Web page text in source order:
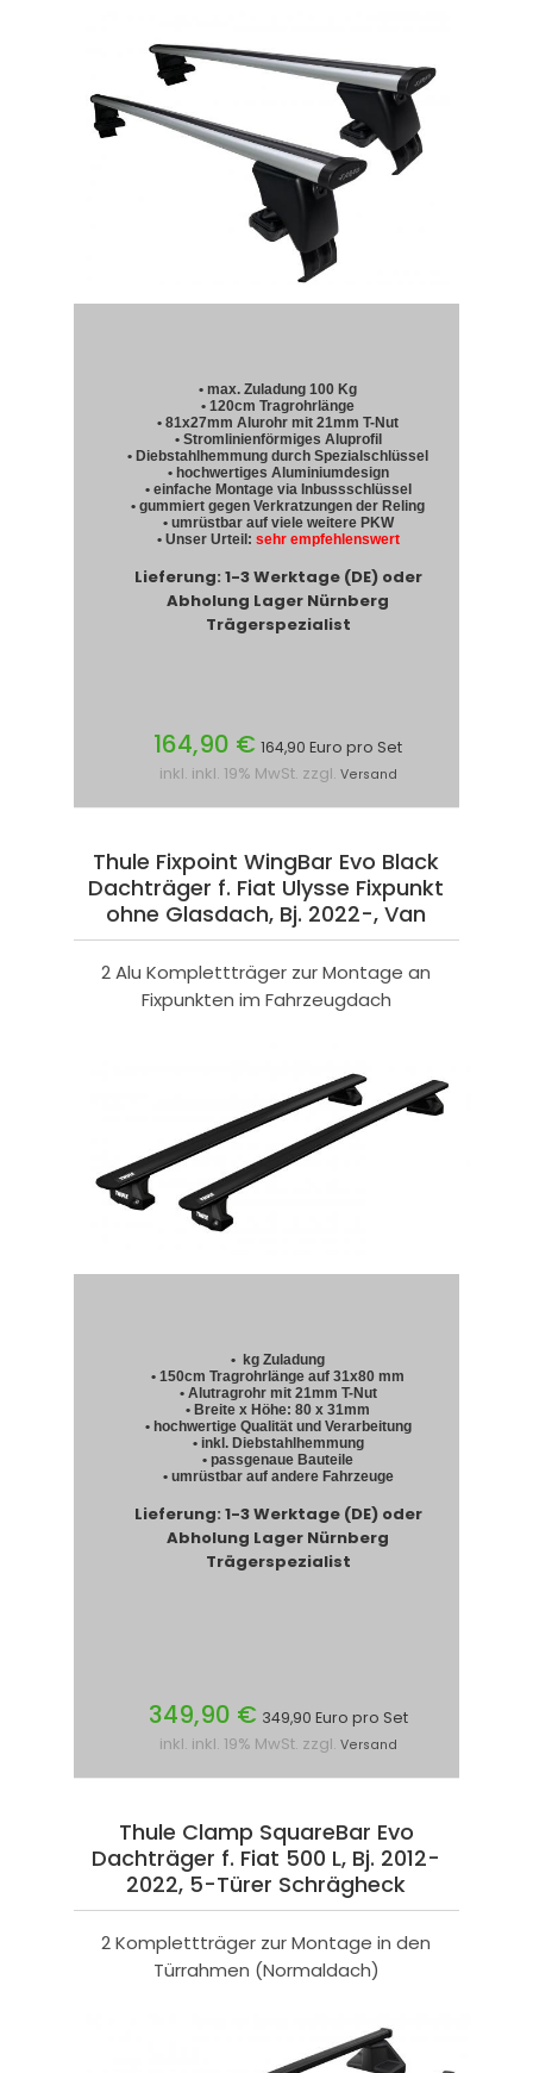
• max. Zuladung 100 Kg
• 120cm Tragrohrlänge
• 81x27mm Alurohr mit 21mm T-Nut
• Stromlinienförmiges Aluprofil
• Diebstahlhemmung durch Spezialschlüssel
• hochwertiges Aluminiumdesign
• einfache Montage via Inbussschlüssel
• gummiert gegen Verkratzungen der Reling
• umrüstbar auf viele weitere PKW
• Unser Urteil: sehr empfehlenswert
Lieferung: 1-3 Werktage (DE) oder
Abholung Lager Nürnberg
Trägerspezialist
164,90 € 164,90 Euro pro Set
inkl. inkl. 19% MwSt. zzgl. Versand
Thule Fixpoint WingBar Evo Black
Dachträger f. Fiat Ulysse Fixpunkt
ohne Glasdach, Bj. 2022-, Van
2 Alu Komplettträger zur Montage an
Fixpunkten im Fahrzeugdach
• kg Zuladung
• 150cm Tragrohrlänge auf 31x80 mm
• Alutragrohr mit 21mm T-Nut
• Breite x Höhe: 80 x 31mm
• hochwertige Qualität und Verarbeitung
• inkl. Diebstahlhemmung
• passgenaue Bauteile
• umrüstbar auf andere Fahrzeuge
Lieferung: 1-3 Werktage (DE) oder
Abholung Lager Nürnberg
Trägerspezialist
349,90 € 349,90 Euro pro Set
inkl. inkl. 19% MwSt. zzgl. Versand
Thule Clamp SquareBar Evo
Dachträger f. Fiat 500 L, Bj. 2012-
2022, 5-Türer Schrägheck
2 Komplettträger zur Montage in den
Türrahmen (Normaldach)